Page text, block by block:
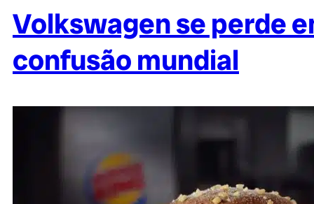
Volkswagen se perde
confusão mundial